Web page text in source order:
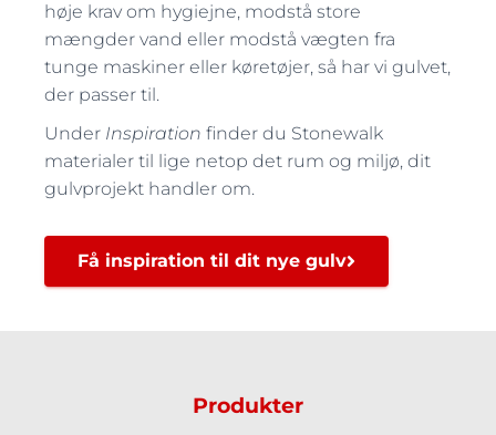
høje krav om hygiejne, modstå store
mængder vand eller modstå vægten fra
tunge maskiner eller køretøjer, så har vi gulvet,
der passer til.
Under Inspiration finder du Stonewalk
materialer til lige netop det rum og miljø, dit
gulvprojekt handler om.
Få inspiration til dit nye gulv
Produkter